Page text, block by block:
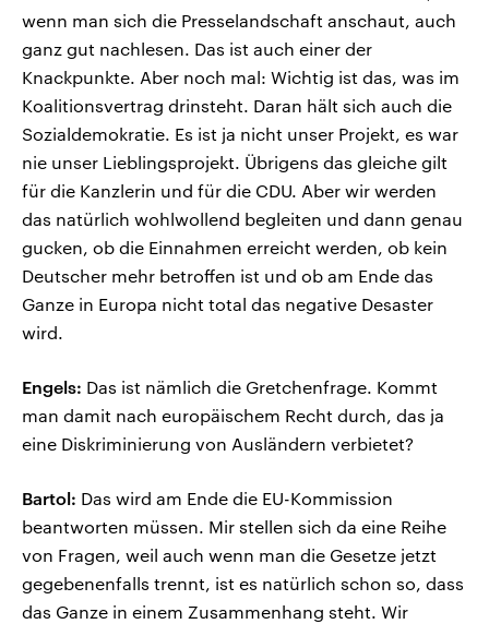
wenn man sich die Presselandschaft anschaut, auch
ganz gut nachlesen. Das ist auch einer der
Knackpunkte. Aber noch mal: Wichtig ist das, was im
Koalitionsvertrag drinsteht. Daran hält sich auch die
Sozialdemokratie. Es ist ja nicht unser Projekt, es war
nie unser Lieblingsprojekt. Übrigens das gleiche gilt
für die Kanzlerin und für die CDU. Aber wir werden
das natürlich wohlwollend begleiten und dann genau
gucken, ob die Einnahmen erreicht werden, ob kein
Deutscher mehr betroffen ist und ob am Ende das
Ganze in Europa nicht total das negative Desaster
wird.
Engels: Das ist nämlich die Gretchenfrage. Kommt
man damit nach europäischem Recht durch, das ja
eine Diskriminierung von Ausländern verbietet?
Bartol: Das wird am Ende die EU-Kommission
beantworten müssen. Mir stellen sich da eine Reihe
von Fragen, weil auch wenn man die Gesetze jetzt
gegebenenfalls trennt, ist es natürlich schon so, dass
das Ganze in einem Zusammenhang steht. Wir